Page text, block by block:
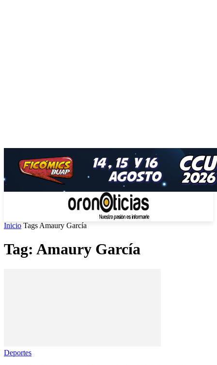
Inicio Tags Amaury García
Tag: Amaury García
Deportes